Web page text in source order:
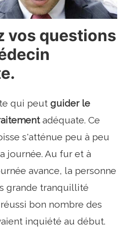
vos questions
qui peut guider le
adéquate. Ce
s'atténue peu à peu
journée. Au fur et à
avance, la personne
grande tranquillité
bon nombre des
inquiété au début.